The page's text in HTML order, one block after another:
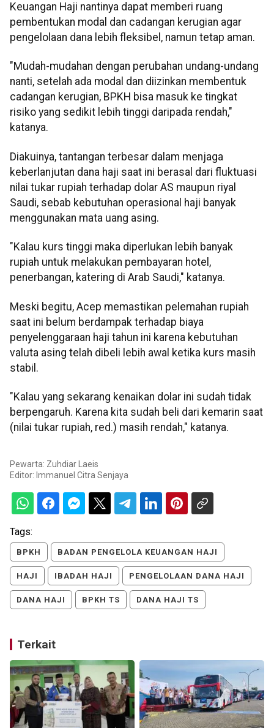
Keuangan Haji nantinya dapat memberi ruang
pembentukan modal dan cadangan kerugian agar
pengelolaan dana lebih fleksibel, namun tetap aman.
"Mudah-mudahan dengan perubahan undang-undang
nanti, setelah ada modal dan diizinkan membentuk
cadangan kerugian, BPKH bisa masuk ke tingkat
risiko yang sedikit lebih tinggi daripada rendah,"
katanya.
Diakuinya, tantangan terbesar dalam menjaga
keberlanjutan dana haji saat ini berasal dari fluktuasi
nilai tukar rupiah terhadap dolar AS maupun riyal
Saudi, sebab kebutuhan operasional haji banyak
menggunakan mata uang asing.
"Kalau kurs tinggi maka diperlukan lebih banyak
rupiah untuk melakukan pembayaran hotel,
penerbangan, katering di Arab Saudi," katanya.
Meski begitu, Acep memastikan pelemahan rupiah
saat ini belum berdampak terhadap biaya
penyelenggaraan haji tahun ini karena kebutuhan
valuta asing telah dibeli lebih awal ketika kurs masih
stabil.
"Kalau yang sekarang kenaikan dolar ini sudah tidak
berpengaruh. Karena kita sudah beli dari kemarin saat
(nilai tukar rupiah, red.) masih rendah," katanya.
Pewarta: Zuhdiar Laeis
Editor: Immanuel Citra Senjaya
Tags:
BPKH BADAN PENGELOLA KEUANGAN HAJI
HAJI IBADAH HAJI PENGELOLAAN DANA HAJI
DANA HAJI BPKH TS DANA HAJI TS
Terkait